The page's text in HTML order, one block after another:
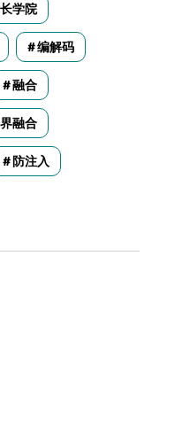
学院
编解码
融合
融合
防注入